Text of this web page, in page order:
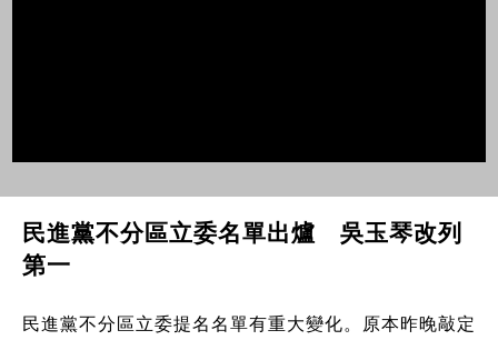
民進黨不分區立委名單出爐 吳玉琴改列
第一
民進黨不分區立委提名名單有重大變化。原本昨晚敲定